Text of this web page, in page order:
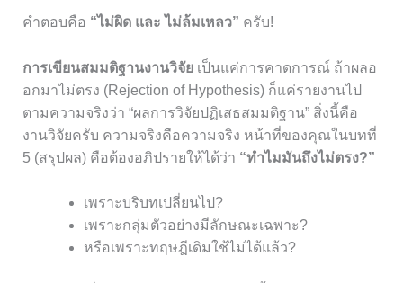
คำตอบคือ “ไม่ผิด และ ไม่ล้มเหลว” ครับ!
การเขียนสมมติฐานงานวิจัยเป็นแค่การคาดการณ์ ถ้าผลอ
อกมาไม่ตรง (Rejection of Hypothesis) ก็แค่รายงานไป
ตามความจริงว่า “ผลการวิจัยปฏิเสธสมมติฐาน” สิ่งนี้คือ
งานวิจัยครับ ความจริงคือความจริง หน้าที่ของคุณในบทที่
5 (สรุปผล) คือต้องอภิปรายให้ได้ว่า “ทำไมมันถึงไม่ตรง?”
เพราะบริบทเปลี่ยนไป?
เพราะกลุ่มตัวอย่างมีลักษณะเฉพาะ?
หรือเพราะทฤษฎีเดิมใช้ไม่ได้แล้ว?